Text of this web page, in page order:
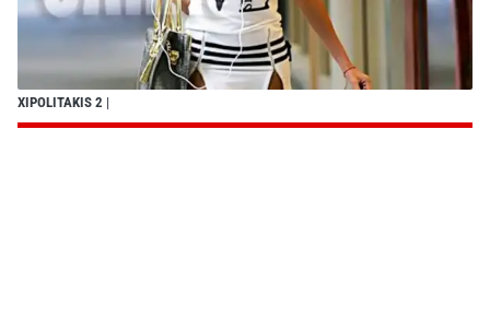
XIPOLITAKIS 2 |